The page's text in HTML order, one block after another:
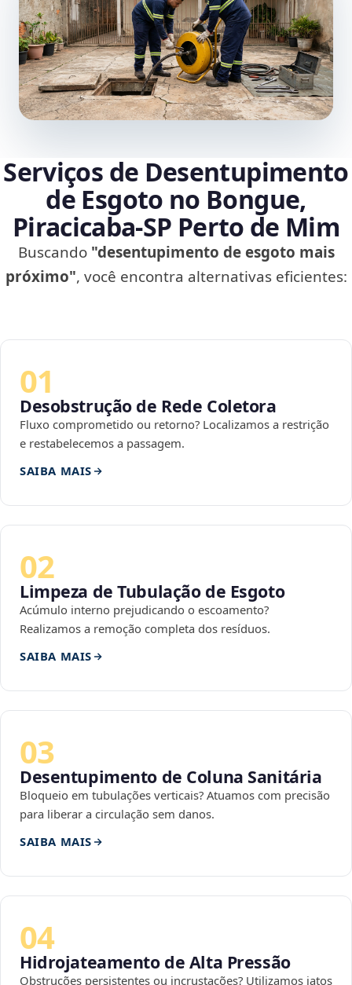
Serviços de Desentupimento
de Esgoto no Bongue,
Piracicaba‑SP Perto de Mim
Buscando "desentupimento de esgoto mais
próximo", você encontra alternativas eficientes:
01
Desobstrução de Rede Coletora
Fluxo comprometido ou retorno? Localizamos a restrição
e restabelecemos a passagem.
SAIBA MAIS
02
Limpeza de Tubulação de Esgoto
Acúmulo interno prejudicando o escoamento?
Realizamos a remoção completa dos resíduos.
SAIBA MAIS
03
Desentupimento de Coluna Sanitária
Bloqueio em tubulações verticais? Atuamos com precisão
para liberar a circulação sem danos.
SAIBA MAIS
04
Hidrojateamento de Alta Pressão
Obstruções persistentes ou incrustações? Utilizamos jatos